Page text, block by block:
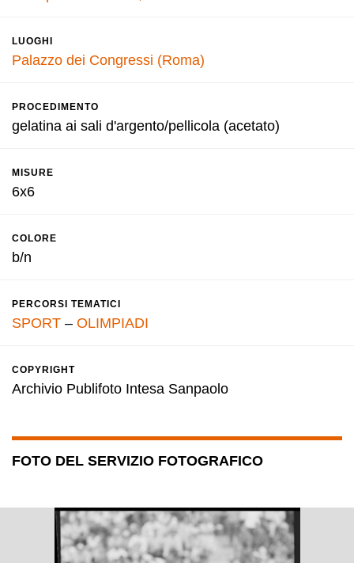
LUOGHI
Palazzo dei Congressi (Roma)
PROCEDIMENTO
gelatina ai sali d'argento/pellicola (acetato)
MISURE
6x6
COLORE
b/n
PERCORSI TEMATICI
SPORT – OLIMPIADI
COPYRIGHT
Archivio Publifoto Intesa Sanpaolo
FOTO DEL SERVIZIO FOTOGRAFICO